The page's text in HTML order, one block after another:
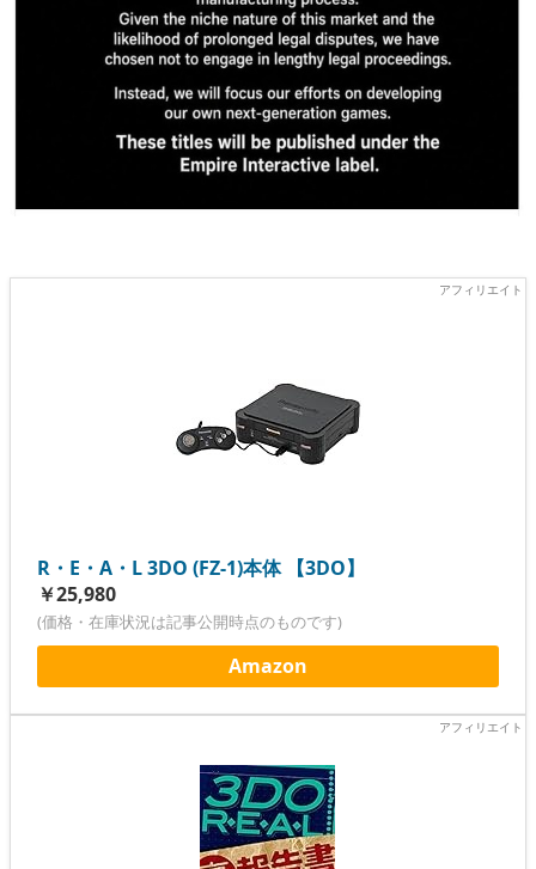
R・E・A・L 3DO (FZ-1)本体 【3DO】
￥25,980
(価格・在庫状況は記事公開時点のものです)
Amazon